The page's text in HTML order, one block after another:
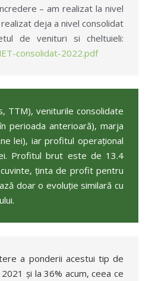
– am realizat la nivel
deja a nivel consolidat
de venituri si cheltuieli:
consolidat-2022.pdf
TTM), veniturile consolidate
perioada anterioară), marja
lei), iar profitul operațional
Profitul brut este de 13.4
ținta de profit pentru
doar o evoluție similară cu
a ponderii acestui tip de
și la 36% acum, ceea ce